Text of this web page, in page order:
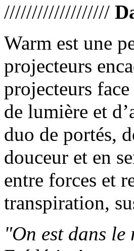
///////////////////
Warm est une
projecteurs
projecteurs
de lumière et
duo de portés,
douceur et en
entre forces et
transpiration,
"On est dans